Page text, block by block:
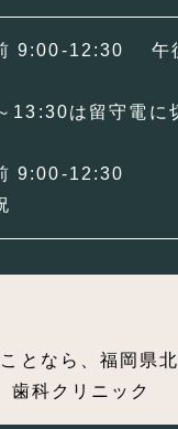
前 9:00-12:30 午
13:30は留守電に
9:00-12:30